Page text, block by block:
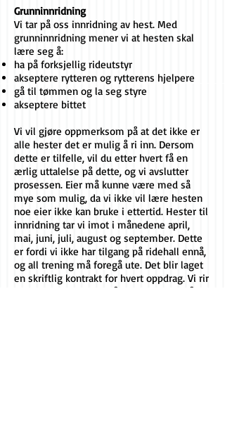
Grunninnridning
Vi tar på oss innridning av hest. Med
grunninnridning mener vi at hesten skal
lære seg å:
ha på forksjellig rideutstyr
akseptere rytteren og rytterens hjelpere
gå til tømmen og la seg styre
akseptere bittet
Vi vil gjøre oppmerksom på at det ikke er
alle hester det er mulig å ri inn. Dersom
dette er tilfelle, vil du etter hvert få en
ærlig uttalelse på dette, og vi avslutter
prosessen. Eier må kunne være med så
mye som mulig, da vi ikke vil lære hesten
noe eier ikke kan bruke i ettertid. Hester til
innridning tar vi imot i månedene april,
mai, juni, juli, august og september. Dette
er fordi vi ikke har tilgang på ridehall ennå,
og all trening må foregå ute. Det blir laget
en skriftlig kontrakt for hvert oppdrag. Vi rir
ikke inn hester før de året de fyller tre år.